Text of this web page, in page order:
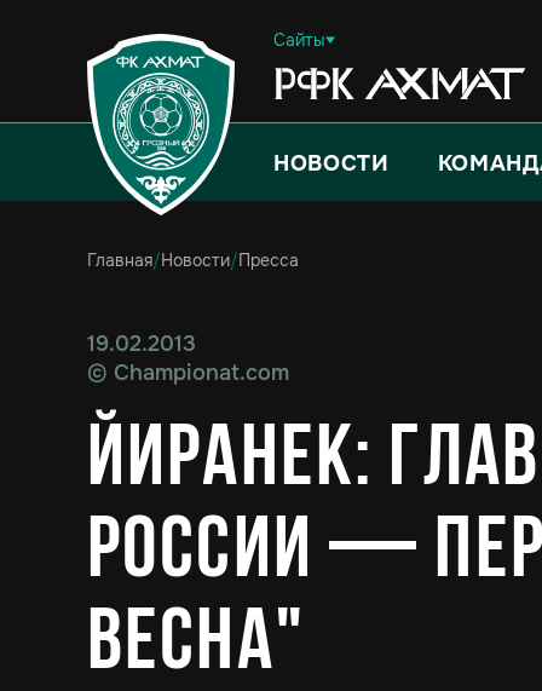
Сайты
НОВОСТИ
Главная/Новости/Пресса
19.02.2013
© Championat.com
Йиранек:
России —
весна"